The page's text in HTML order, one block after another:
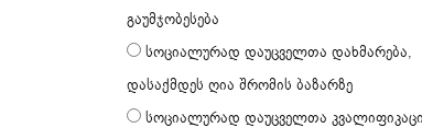
გაუმჯობესება
სოციალურად დაუცველთა დახმარება,
დასაქმდეს ღია შრომის ბაზარზე
სოციალურად დაუცველთა